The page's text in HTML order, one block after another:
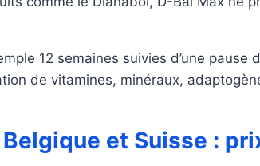
12 semaines suivies d’une pause
de vitamines, minéraux,
et Suisse :